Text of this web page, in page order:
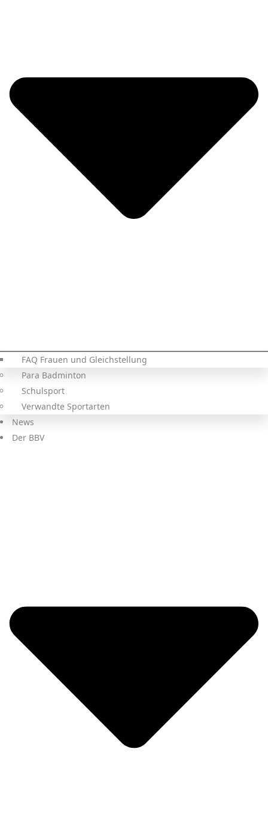
FAQ Frauen und Gleichstellung
Para Badminton
Schulsport
Verwandte Sportarten
News
Der BBV